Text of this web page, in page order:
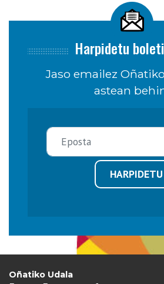
Harpidetu
Jaso emailez
astean
HARPIDETU
Oñatiko Udala